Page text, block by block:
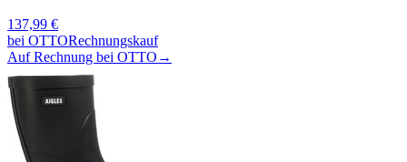
137,99 €
bei OTTORechnungskauf
Auf Rechnung bei OTTO →